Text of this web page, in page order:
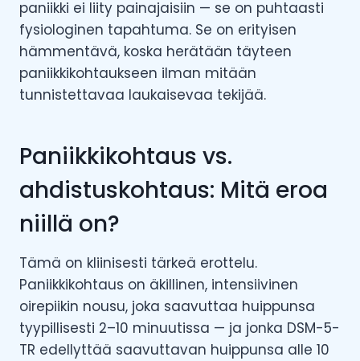
paniikki ei liity painajaisiin — se on puhtaasti
fysiologinen tapahtuma. Se on erityisen
hämmentävä, koska herätään täyteen
paniikkikohtaukseen ilman mitään
tunnistettavaa laukaisevaa tekijää.
Paniikkikohtaus vs.
ahdistuskohtaus: Mitä eroa
niillä on?
Tämä on kliinisesti tärkeä erottelu.
Paniikkikohtaus on äkillinen, intensiivinen
oirepiikin nousu, joka saavuttaa huippunsa
tyypillisesti 2–10 minuutissa — ja jonka DSM-5-
TR edellyttää saavuttavan huippunsa alle 10